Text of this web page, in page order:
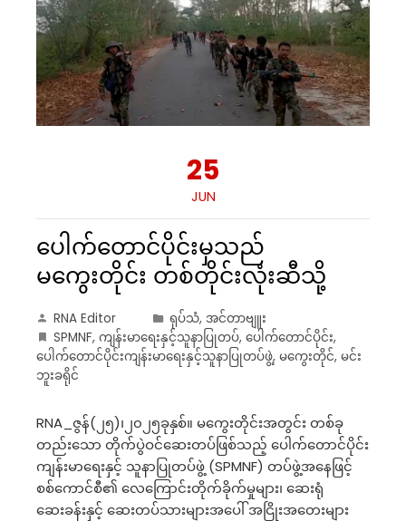
25
JUN
ပေါက်တောင်ပိုင်းမှသည်
မကွေးတိုင်း တစ်တိုင်းလုံးဆီသို့
RNA Editor ရုပ်သံ, အင်တာဗျူး
SPMNF, ကျန်းမာရေးနှင့်သူနာပြုတပ်, ပေါက်တောင်ပိုင်း,
ပေါက်တောင်ပိုင်းကျန်းမာရေးနှင့်သူနာပြုတပ်ဖွဲ့, မကွေးတိုင်, မင်း
ဘူးခရိုင်
RNA_ဇွန်(၂၅)၊၂၀၂၅ခုနှစ်။ မကွေးတိုင်းအတွင်း တစ်ခု
တည်းသော တိုက်ပွဲဝင်ဆေးတပ်ဖြစ်သည့် ပေါက်တောင်ပိုင်း
ကျန်းမာရေးနှင့် သူနာပြုတပ်ဖွဲ့ (SPMNF) တပ်ဖွဲ့အနေဖြင့်
စစ်ကောင်စီ၏ လေကြောင်းတိုက်ခိုက်မှုများ၊ ဆေးရုံ
ဆေးခန်းနှင့် ဆေးတပ်သားများအပေါ် အငြိုးအတေးများ